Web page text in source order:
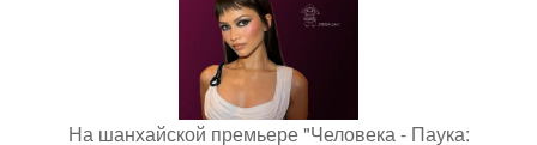
На шанхайской премьере "Человека - Паука: